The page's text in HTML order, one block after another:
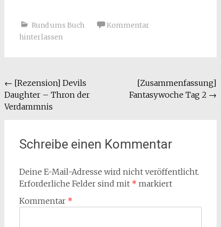
Rund ums Buch
Kommentar
hinterlassen
Beitragsnavigation
← [Rezension] Devils
Daughter – Thron der
Verdammnis
[Zusammenfassung]
Fantasywoche Tag 2 →
Schreibe einen Kommentar
Deine E-Mail-Adresse wird nicht veröffentlicht.
Erforderliche Felder sind mit * markiert
Kommentar *